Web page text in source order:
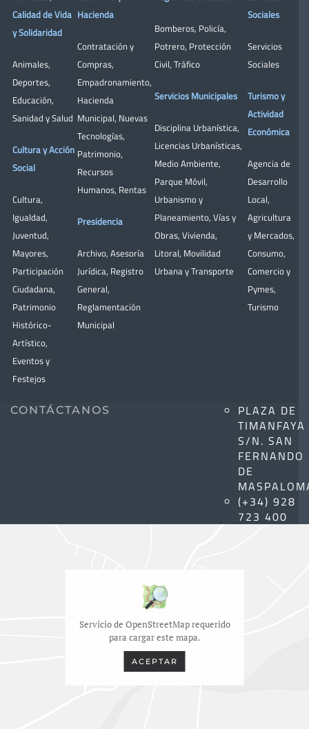
Calidad de Vida
y Solidaridad
Animales,
Deportes,
Educación,
Sanidad y Salud
Cultura y Acción
Social
Cultura,
Igualdad,
Juventud,
Mayores,
Participación
Ciudadana,
Patrimonio
Histórico-
Artístico,
Eventos y
Festejos
Hacienda
Contratación y
Compras,
Empadronamiento,
Hacienda
Municipal, Nuevas
Tecnologías,
Patrimonio,
Recursos
Humanos, Rentas
Presidencia
Archivo, Asesoría
Jurídica, Registro
General,
Reglamentación
Municipal
Bomberos, Policía,
Potrero, Protección
Civil, Tráfico
Servicios Municipales
Disciplina Urbanística,
Licencias Urbanísticas,
Medio Ambiente,
Parque Móvil,
Urbanismo y
Planeamiento, Vías y
Obras, Vivienda,
Litoral, Movilidad
Urbana y Transporte
Sociales
Servicios
Sociales
Turismo y
Actividad
Económica
Agencia de
Desarrollo
Local,
Agricultura
y Mercados,
Consumo,
Comercio y
Pymes,
Turismo
CONTÁCTANOS
PLAZA DE
TIMANFAYA
S/N. SAN
FERNANDO
DE
(+34) 928
723 400
Servicio de OpenStreetMap requerido
para cargar este mapa.
ACEPTAR